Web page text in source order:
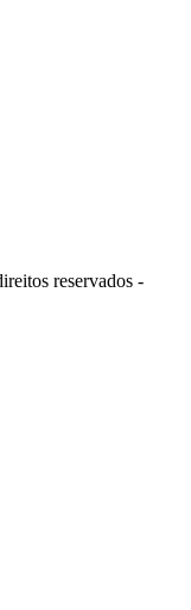
reservados -